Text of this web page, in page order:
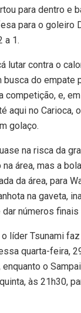
para dentro e
para o goleiro
a 1.
lutar contra o
do empate
competição, e,
aqui no Carioca,
golaço.
na risca da
área, mas a
da área, para
na gaveta,
números finais
líder Tsunami
quarta-feira,
enquanto o
às 21h30,